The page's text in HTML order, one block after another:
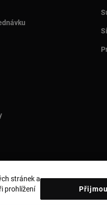
a měna:Czech Republic /
stránek a
prohlížení